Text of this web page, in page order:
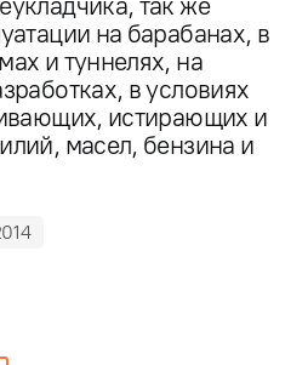
на барабанах, в
и туннелях, на
в условиях
истирающих и
масел, бензина и